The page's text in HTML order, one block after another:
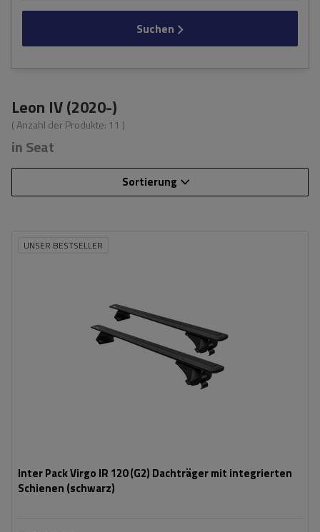
Suchen
Leon IV (2020-)
( Anzahl der Produkte: 11 )
in Seat
Sortierung
UNSER BESTSELLER
Inter Pack Virgo IR 120 (G2) Dachträger mit integrierten
Schienen (schwarz)